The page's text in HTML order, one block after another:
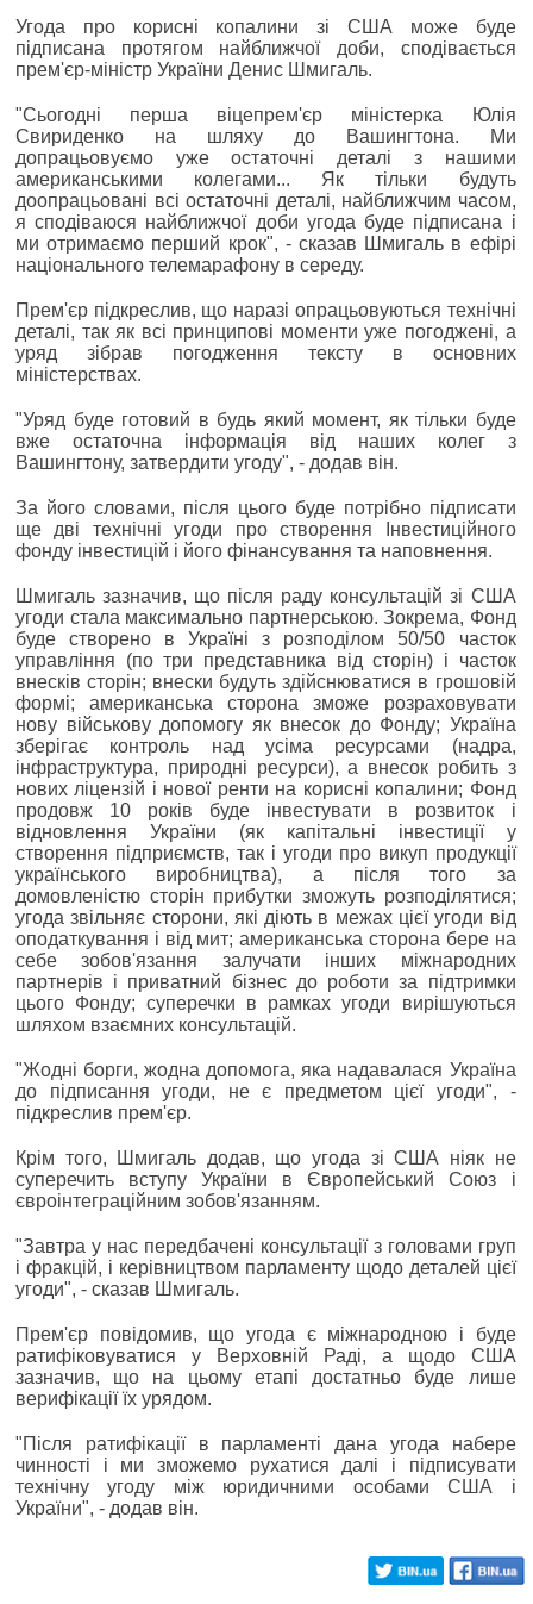
Угода про корисні копалини зі США може буде
підписана протягом найближчої доби, сподівається
прем'єр-міністр України Денис Шмигаль.
"Сьогодні перша віцепрем'єр міністерка Юлія
Свириденко на шляху до Вашингтона. Ми
допрацьовуємо уже остаточні деталі з нашими
американськими колегами... Як тільки будуть
доопрацьовані всі остаточні деталі, найближчим часом,
я сподіваюся найближчої доби угода буде підписана і
ми отримаємо перший крок", - сказав Шмигаль в ефірі
національного телемарафону в середу.
Прем'єр підкреслив, що наразі опрацьовуються технічні
деталі, так як всі принципові моменти уже погоджені, а
уряд зібрав погодження тексту в основних
міністерствах.
"Уряд буде готовий в будь який момент, як тільки буде
вже остаточна інформація від наших колег з
Вашингтону, затвердити угоду", - додав він.
За його словами, після цього буде потрібно підписати
ще дві технічні угоди про створення Інвестиційного
фонду інвестицій і його фінансування та наповнення.
Шмигаль зазначив, що після раду консультацій зі США
угоди стала максимально партнерською. Зокрема, Фонд
буде створено в Україні з розподілом 50/50 часток
управління (по три представника від сторін) і часток
внесків сторін; внески будуть здійснюватися в грошовій
формі; американська сторона зможе розраховувати
нову військову допомогу як внесок до Фонду; Україна
зберігає контроль над усіма ресурсами (надра,
інфраструктура, природні ресурси), а внесок робить з
нових ліцензій і нової ренти на корисні копалини; Фонд
продовж 10 років буде інвестувати в розвиток і
відновлення України (як капітальні інвестиції у
створення підприємств, так і угоди про викуп продукції
українського виробництва), а після того за
домовленістю сторін прибутки зможуть розподілятися;
угода звільняє сторони, які діють в межах цієї угоди від
оподаткування і від мит; американська сторона бере на
себе зобов'язання залучати інших міжнародних
партнерів і приватний бізнес до роботи за підтримки
цього Фонду; суперечки в рамках угоди вирішуються
шляхом взаємних консультацій.
"Жодні борги, жодна допомога, яка надавалася Україна
до підписання угоди, не є предметом цієї угоди", -
підкреслив прем'єр.
Крім того, Шмигаль додав, що угода зі США ніяк не
суперечить вступу України в Європейський Союз і
євроінтеграційним зобов'язанням.
"Завтра у нас передбачені консультації з головами груп
і фракцій, і керівництвом парламенту щодо деталей цієї
угоди", - сказав Шмигаль.
Прем'єр повідомив, що угода є міжнародною і буде
ратифіковуватися у Верховній Раді, а щодо США
зазначив, що на цьому етапі достатньо буде лише
верифікації їх урядом.
"Після ратифікації в парламенті дана угода набере
чинності і ми зможемо рухатися далі і підписувати
технічну угоду між юридичними особами США і
України", - додав він.